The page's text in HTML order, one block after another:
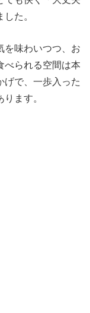
た。
を味わいつつ、お
べられる空間は本
げで、一歩入った
ます。